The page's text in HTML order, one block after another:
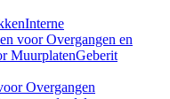
Interne
voor Overgangen en
MuurplatenGeberit
Overgangen